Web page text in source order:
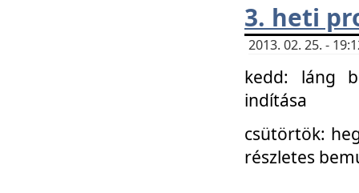
3. heti
2013. 02. 25. -
kedd: láng
indítása
csütörtök:
részletes